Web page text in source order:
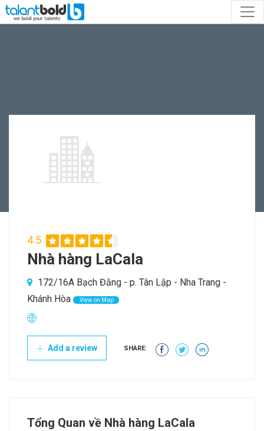
4.5
Nhà hàng LaCala
172/16A Bạch Đằng - p. Tân Lập - Nha Trang -
Khánh Hòa
View on Map
Add a review SHARE:
Tổng Quan về Nhà hàng LaCala